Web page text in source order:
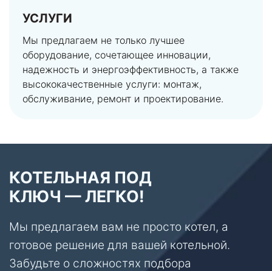
УСЛУГИ
Мы предлагаем не только лучшее
оборудование, сочетающее инновации,
надежность и энергоэффективность, а также
высококачественные услуги: монтаж,
обслуживание, ремонт и проектирование.
КОТЕЛЬНАЯ ПОД
КЛЮЧ — ЛЕГКО!
Мы предлагаем вам не просто котел, а
готовое решение для вашей котельной.
Забудьте о сложностях подбора